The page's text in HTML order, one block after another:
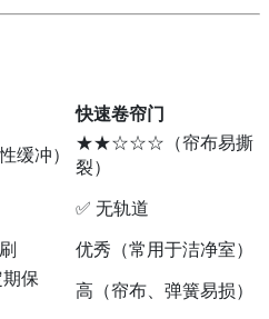
快速卷帘门
冲）
★★☆☆☆（帘布易撕
裂）
✅ 无轨道
优秀（常用于洁净室）
保
高（帘布、弹簧易损）